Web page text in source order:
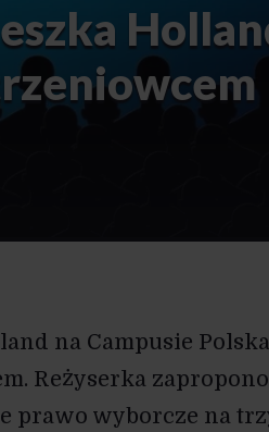
na Campusie
Reżyserka
prawo wyborcze na